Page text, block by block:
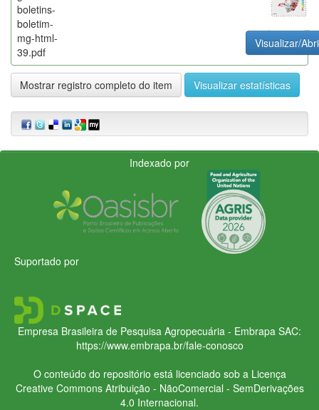
boletins-
boletim-
mg-html-
39.pdf
Visualizar/
Mostrar registro completo do item Visualizar estatísticas
Indexado por
Suportado por
Empresa Brasileira de Pesquisa Agropecuária - Embrapa SAC:
https://www.embrapa.br/fale-conosco
O conteúdo do repositório está licenciado sob a Licença
Creative CommonsAtribuição - NãoComercial - SemDerivações
4.0 Internacional.